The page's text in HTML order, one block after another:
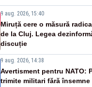
9 aug. 2026, 15:40
Miruță cere o măsură
de la Cluj. Legea
discuție
9 aug. 2026, 14:38
Avertisment pentru NATO:
trimite militari fără însemne